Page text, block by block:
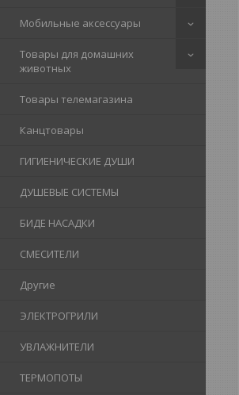
Мобильные аксессуары
Товары для домашних
животных
Товары телемагазина
Канцтовары
ГИГИЕНИЧЕСКИЕ ДУШИ
ДУШЕВЫЕ СИСТЕМЫ
БИДЕ НАСАДКИ
СМЕСИТЕЛИ
Другие
ЭЛЕКТРОГРИЛИ
УВЛАЖНИТЕЛИ
ТЕРМОПОТЫ